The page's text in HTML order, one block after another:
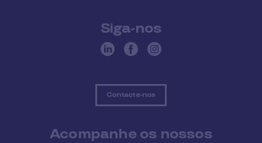
Siga-nos
Contacte-nos
Acompanhe os nossos